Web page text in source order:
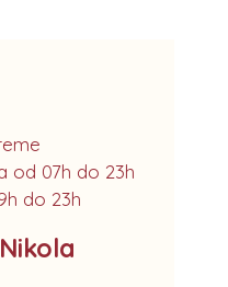
od 07h do 23h
do 23h